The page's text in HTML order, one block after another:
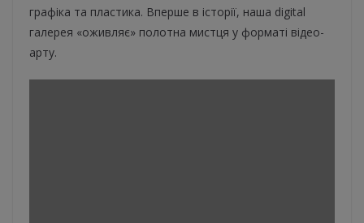
графіка та пластика. Вперше в історії, наша digital
галерея «оживляє» полотна мистця у форматі відео-
арту.